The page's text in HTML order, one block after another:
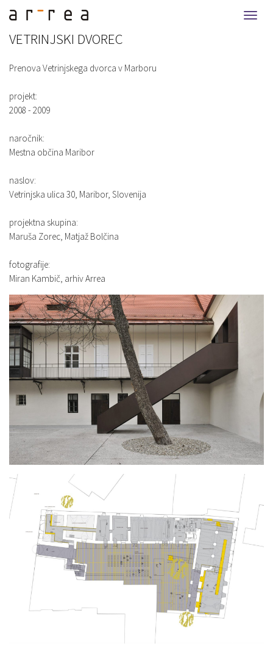
VETRINJSKI DVOREC
Prenova Vetrinjskega dvorca v Marboru
projekt:
2008 - 2009
naročnik:
Mestna občina Maribor
naslov:
Vetrinjska ulica 30, Maribor, Slovenija
projektna skupina:
Maruša Zorec, Matjaž Bolčina
fotografije:
Miran Kambič, arhiv Arrea